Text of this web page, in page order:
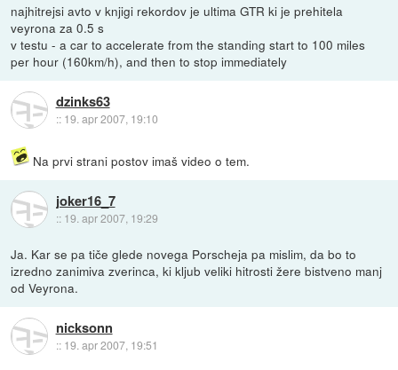
najhitrejsi avto v knjigi rekordov je ultima GTR ki je prehitela
veyrona za 0.5 s
v testu - a car to accelerate from the standing start to 100 miles
per hour (160km/h), and then to stop immediately
dzinks63
:: 19. apr 2007, 19:10
Na prvi strani postov imaš video o tem.
joker16_7
:: 19. apr 2007, 19:29
Ja. Kar se pa tiče glede novega Porscheja pa mislim, da bo to
izredno zanimiva zverinca, ki kljub veliki hitrosti žere bistveno manj
od Veyrona.
nicksonn
:: 19. apr 2007, 19:51